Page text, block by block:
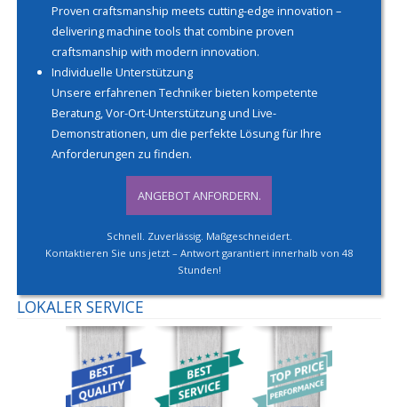
Proven craftsmanship meets cutting-edge innovation –
delivering machine tools that combine proven
craftsmanship with modern innovation.
Individuelle Unterstützung
Unsere erfahrenen Techniker bieten kompetente
Beratung, Vor-Ort-Unterstützung und Live-
Demonstrationen, um die perfekte Lösung für Ihre
Anforderungen zu finden.
ANGEBOT ANFORDERN.
Schnell. Zuverlässig. Maßgeschneidert.
Kontaktieren Sie uns jetzt – Antwort garantiert innerhalb von 48
Stunden!
LOKALER SERVICE